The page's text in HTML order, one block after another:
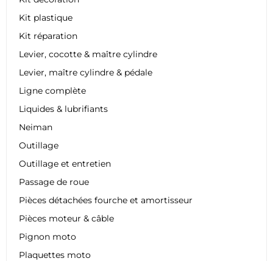
Kit plastique
Kit réparation
Levier, cocotte & maître cylindre
Levier, maître cylindre & pédale
Ligne complète
Liquides & lubrifiants
Neiman
Outillage
Outillage et entretien
Passage de roue
Pièces détachées fourche et amortisseur
Pièces moteur & câble
Pignon moto
Plaquettes moto